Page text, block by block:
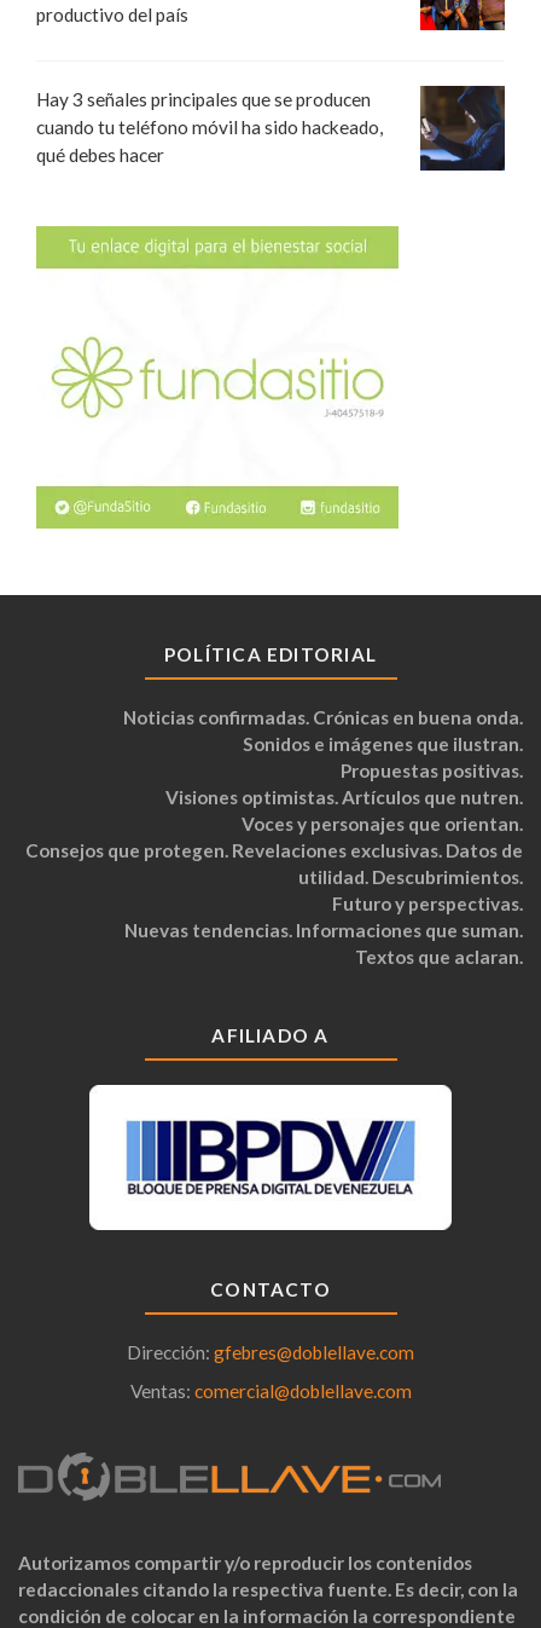
productivo del país
Hay 3 señales principales que se producen
cuando tu teléfono móvil ha sido hackeado,
qué debes hacer
POLÍTICA EDITORIAL
Noticias confirmadas. Crónicas en buena onda.
Sonidos e imágenes que ilustran.
Propuestas positivas.
Visiones optimistas. Artículos que nutren.
Voces y personajes que orientan.
Consejos que protegen. Revelaciones exclusivas. Datos de
utilidad. Descubrimientos.
Futuro y perspectivas.
Nuevas tendencias. Informaciones que suman.
Textos que aclaran.
AFILIADO A
CONTACTO
Dirección: gfebres@doblellave.com
Ventas: comercial@doblellave.com
Autorizamos compartir y/o reproducir los contenidos
redaccionales citando la respectiva fuente. Es decir, con la
condición de colocar en la información la correspondiente